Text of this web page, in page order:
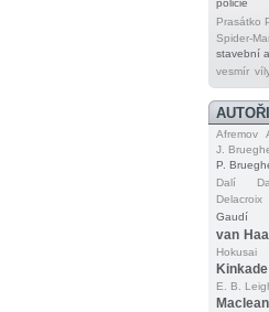
policie
Prasátko
stavební
vesmír
AUTOŘI
Afremov
J.
P.
Dalí
Delacroix
Gaudí
van
Hokusai
Kinkade
E. B.
Maclean